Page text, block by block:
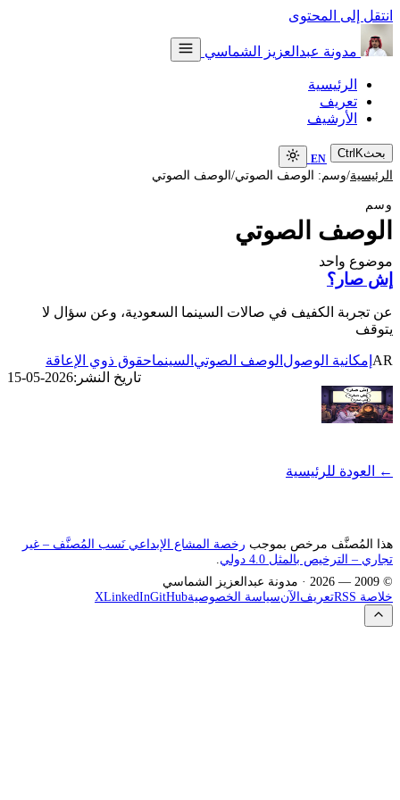
انتقل إلى المحتوى
مدونة عبدالعزيز الشماسي
الرئيسية
تعريف
الأرشيف
بحث Ctrl K
EN
الرئيسية/وسم: الوصف الصوتي/ الوصف الصوتي
وسم
الوصف الصوتي
موضوع واحد
إش صار؟
عن تجربة الكفيف في صالات السينما السعودية، وعن سؤال لا
يتوقف
AR إمكانية الوصول الوصف الصوتي السينماحقوق ذوي الإعاقة
تاريخ النشر:2026-05-15
← العودة للرئيسية
هذا المُصنَّف مرخص بموجب رخصة المشاع الإبداعي نَسب المُصنَّف – غير
تجاري – الترخيص بالمثل 4.0 دولي
© 2009 —
2026 · مدونة عبدالعزيز الشماسي
خلاصة RSS
تعريفالآنسياسة الخصوصيةGitHub
LinkedIn
X